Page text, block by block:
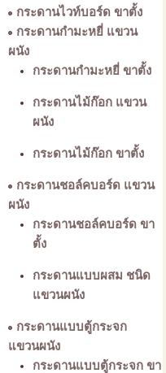
กระดานไวท์บอร์ด ขาตั้ง
กระดานกำมะหยี่ แขวน
ผนัง
กระดานกำมะหยี่ ขาตั้ง
กระดานไม้ก๊อก แขวน
ผนัง
กระดานไม้ก๊อก ขาตั้ง
กระดานชอล์คบอร์ด แขวน
ผนัง
กระดานชอล์คบอร์ด ขา
ตั้ง
กระดานแบบผสม ชนิด
แขวนผนัง
กระดานแบบตู้กระจก
แขวนผนัง
กระดานแบบตู้กระจก ขา